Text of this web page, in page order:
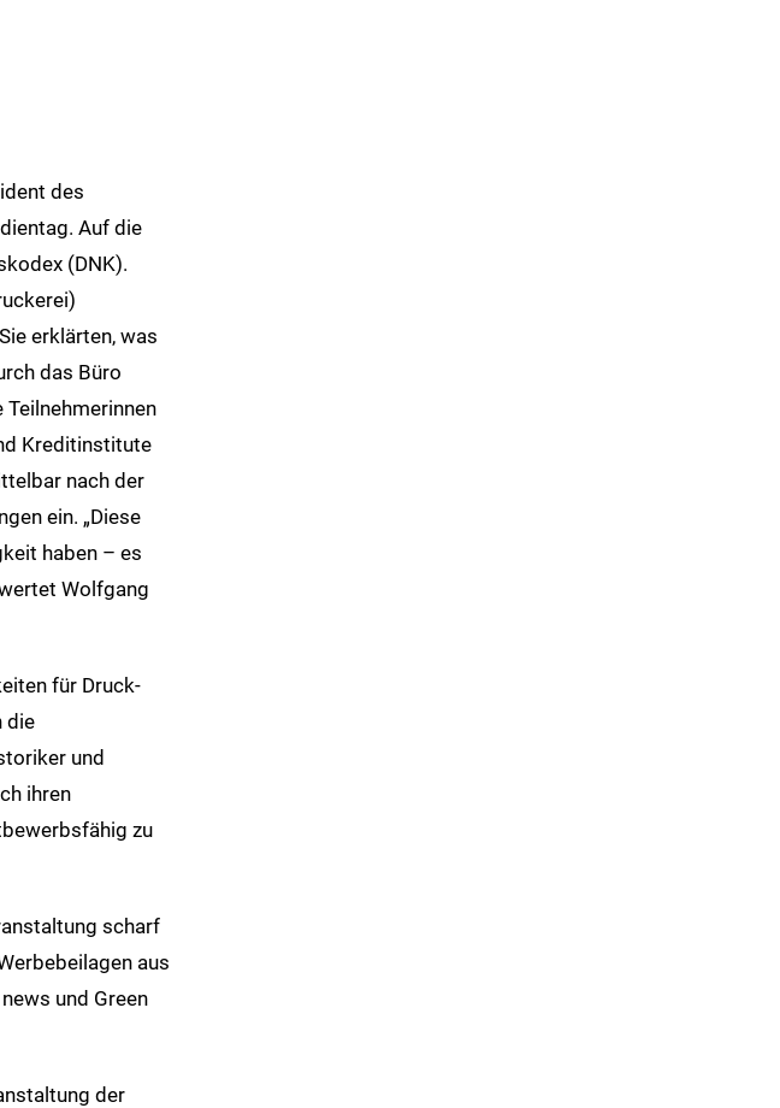
des
Auf die
(DNK).
erklärten, was
das Büro
Kreditinstitute
nach der
ein. „Diese
haben – es
Wolfgang
für Druck-
die
und
ihren
zu
scharf
aus
und Green
der